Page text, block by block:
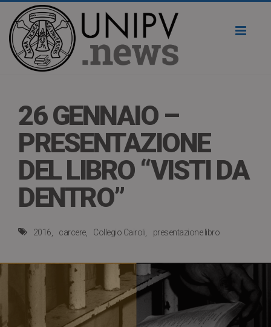
26 GENNAIO –
PRESENTAZIONE
DEL LIBRO “VISTI DA
DENTRO”
2016 carcere Collegio Cairoli presentazione libro